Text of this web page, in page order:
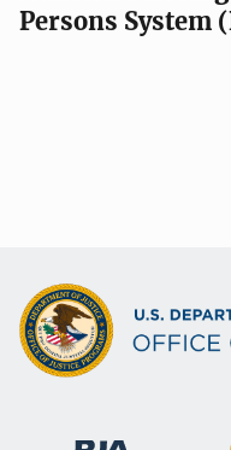
Persons System